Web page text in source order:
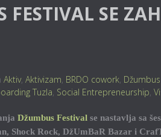
FESTIVAL SE
Aktiv, Aktivizam BRDO cowork
Tuzla Social Entrepreneurship
Džumbus Festival se nastavlja sa
Shock Rock, DžUmBaR Bazar i